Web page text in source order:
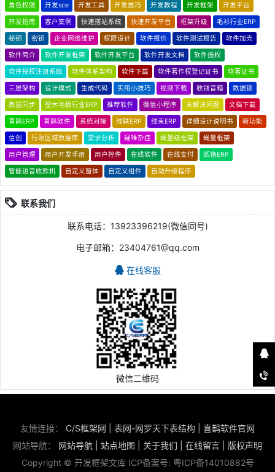
角色权限 开发sce 开发工具 开发技巧 开发教程 开发框架 开发平台
开发指南 客户案例 快速搭站系统 快速开发平台 框架升级 毛衫行业ERP
秘钥 密钥 企业网络维护 权限设计 软件报价 软件测试报告 软件加壳
软件简介 软件开发框架 软件开发平台 软件开发文档 软件授权
软件授权注册系统 软件体系架构 软件下载 软件著作权登记证书 软著证书
三层架构 设计模式 生成代码 实用小技巧 视频下载 收钱音箱 数据锁
数据同步 塑木地板行业ERP 推荐软件 微信小程序 未解决问题 文档下载
喜鹊ERP 喜鹊软件 系统对接 线联ERP 线束ERP 详细设计说明书 新功能
信创 行政区域数据库 需求分析 疑难杂症 蝇量级框架 蝇量框架
用户管理 用户开发手册 用户控件 在线软件 在线支付 纸箱ERP
智能语音收款机 自定义窗体 自定义组件 自动升级程序
联系我们
联系电话：13923396219(微信同号)
电子邮箱：23404761@qq.com
在线客服
微信二维码
友情连接： C/S框架网 表网-网罗天下表结构
喜鹊软件官网
网站导航： 网站导航 站点地图 关于我们 在线留言
版权声明
Copyright © 开发框架文库 ICP备案号: 粤ICP备14010882号